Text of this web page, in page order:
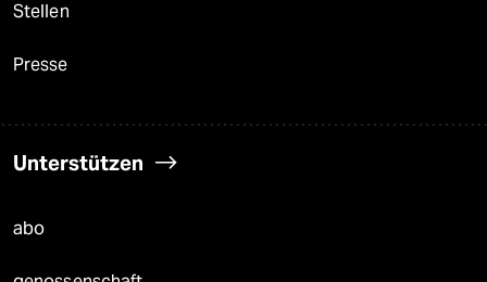
Stellen
Presse
Unterstützen
abo